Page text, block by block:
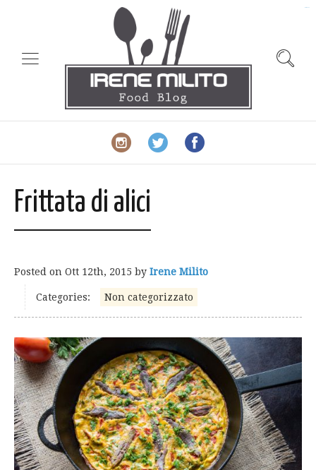
Frittata di alici
Posted on Ott 12th, 2015 by Irene Milito
Categories: Non categorizzato